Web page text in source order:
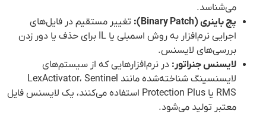
می‌شناسد.
پچ باینری (Binary Patch):
تغییر مستقیم در فایل‌های
اجرایی نرم‌افزار به روش اسمبلی یا IL برای حذف یا دور زدن
بررسی‌های لایسنس.
لایسنس جنراتور: در نرم‌افزارهایی که از سیستم‌های
لایسنسینگ شناخته‌شده مانند LexActivator، Sentinel
RMS یا Protection Plus استفاده می‌کنند، یک لایسنس فایل
معتبر تولید می‌شود.